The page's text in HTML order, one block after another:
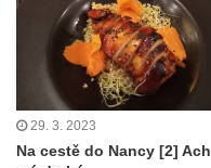
29. 3. 2023
Na cestě do Nancy [2] Ach